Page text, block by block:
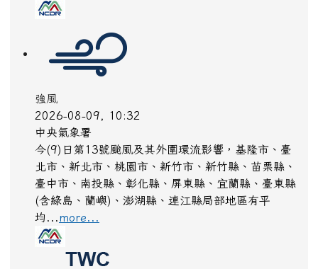
強風
2026-08-09, 10:32
中央氣象署
今(9)日第13號颱風及其外圍環流影響，基隆市、臺
北市、新北市、桃園市、新竹市、新竹縣、苗栗縣、
臺中市、南投縣、彰化縣、屏東縣、宜蘭縣、臺東縣
(含綠島、蘭嶼)、澎湖縣、連江縣局部地區有平
均...more...